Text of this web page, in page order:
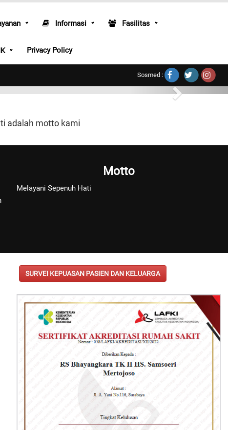
Informasi Fasilitas
Privacy Policy
Sosmed :
adalah motto kami
Motto
Melayani Sepenuh Hati
SURVEI KEPUASAN PASIEN DAN KELUARGA